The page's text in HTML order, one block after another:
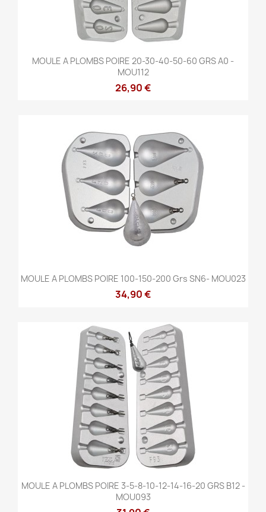
MOULE A PLOMBS POIRE 20-30-40-50-60 GRS A0 -
MOU112
26,90 €
MOULE A PLOMBS POIRE 100-150-200 Grs SN6- MOU023
34,90 €
MOULE A PLOMBS POIRE 3-5-8-10-12-14-16-20 GRS B12 -
MOU093